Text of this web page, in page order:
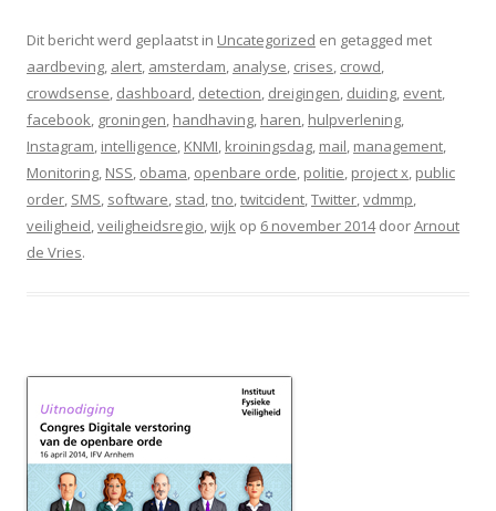
Dit bericht werd geplaatst in Uncategorized en getagged met
aardbeving, alert, amsterdam, analyse, crises, crowd,
crowdsense, dashboard, detection, dreigingen, duiding, event,
facebook, groningen, handhaving, haren, hulpverlening,
Instagram, intelligence, KNMI, kroiningsdag, mail, management,
Monitoring, NSS, obama, openbare orde, politie, project x, public
order, SMS, software, stad,tno,twitcident,Twitter,vdmmp,
veiligheid,veiligheidsregio,wijk op 6 november 2014doorArnout
de Vries.